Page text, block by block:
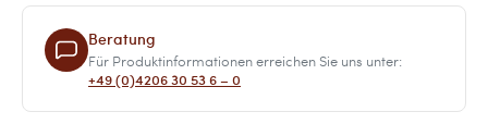
Beratung
Für Produktinformationen erreichen Sie uns unter:
+49 (0)4206 30 53 6 – 0